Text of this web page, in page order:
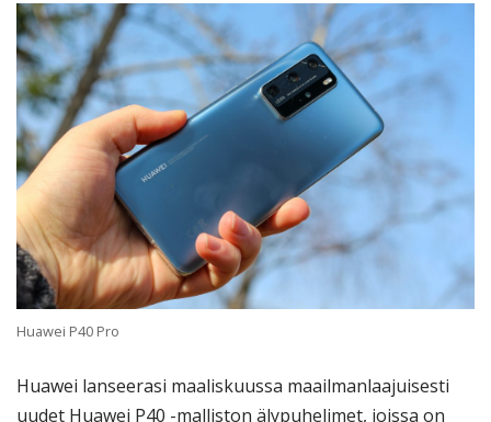
Huawei P40 Pro
Huawei lanseerasi maaliskuussa maailmanlaajuisesti
uudet Huawei P40 -malliston älypuhelimet, joissa on